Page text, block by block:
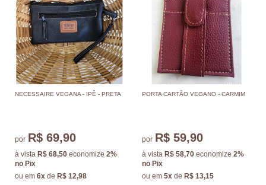
NECESSAIRE VEGANA - IPÊ - PRETA
por R$ 69,90
à vista R$ 68,50 economize 2%
no Pix
ou em 6x de R$ 12,98
PORTA CARTÃO VEGANO - CARMIM
por R$ 59,90
à vista R$ 58,70 economize 2%
no Pix
ou em 5x de R$ 13,15